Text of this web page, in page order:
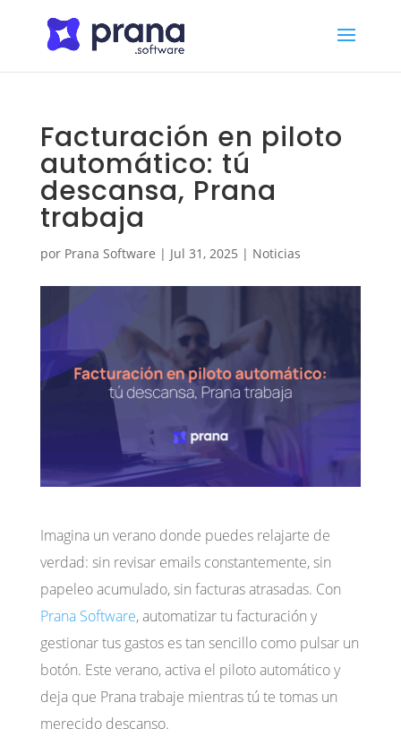
Facturación en piloto
automático: tú
descansa, Prana
trabaja
por Prana Software | Jul 31, 2025 | Noticias
Imagina un verano donde puedes relajarte de
verdad: sin revisar emails constantemente, sin
papeleo acumulado, sin facturas atrasadas. Con
Prana Software, automatizar tu facturación y
gestionar tus gastos es tan sencillo como pulsar un
botón. Este verano, activa el piloto automático y
deja que Prana trabaje mientras tú te tomas un
merecido descanso.